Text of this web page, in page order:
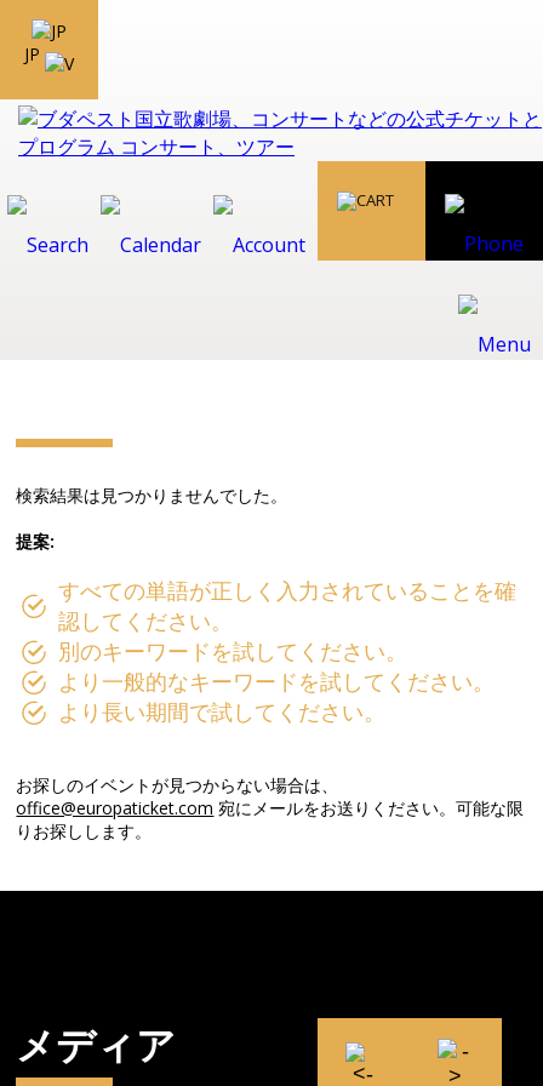
JP
検索結果は見つかりませんでした。
提案:
すべての単語が正しく入力されていることを確
認してください。
別のキーワードを試してください。
より一般的なキーワードを試してください。
より長い期間で試してください。
お探しのイベントが見つからない場合は、
office@europaticket.com 宛にメールをお送りください。可能な限
りお探しします。
メディア